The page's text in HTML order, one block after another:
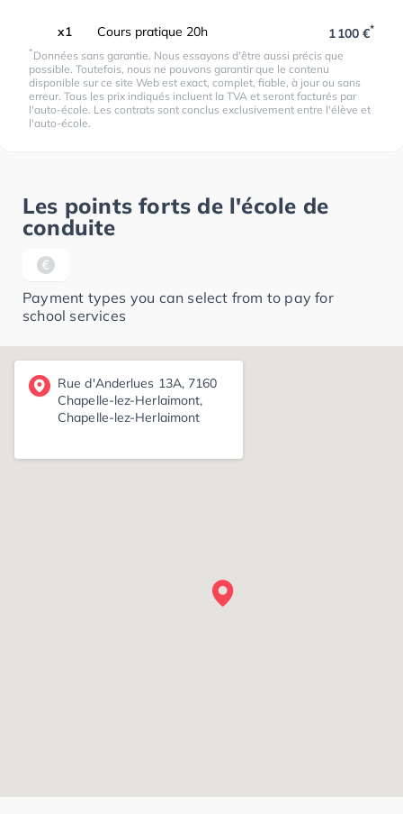
x1 Cours pratique 20h 1 100 €*
*Données sans garantie. Nous essayons d'être aussi précis que
possible. Toutefois, nous ne pouvons garantir que le contenu
disponible sur ce site Web est exact, complet, fiable, à jour ou sans
erreur. Tous les prix indiqués incluent la TVA et seront facturés par
l'auto-école. Les contrats sont conclus exclusivement entre l'élève et
l'auto-école.
Les points forts de l'école de
conduite
Payment types you can select from to pay for
school services
Rue d'Anderlues 13A, 7160
Chapelle-lez-Herlaimont,
Chapelle-lez-Herlaimont